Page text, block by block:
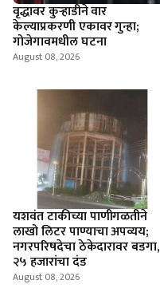
वृद्धावर कुऱ्हाडीने वार
केल्याप्रकरणी एकावर गुन्हा;
गोजेगावमधील घटना
August 08, 2026
यशवंत टाकीच्या पाणीगळतीने
लाखो लिटर पाण्याचा अपव्यय;
नगरपरिषदेचा ठेकेदारावर बडगा,
२५ हजारांचा दंड
August 08, 2026